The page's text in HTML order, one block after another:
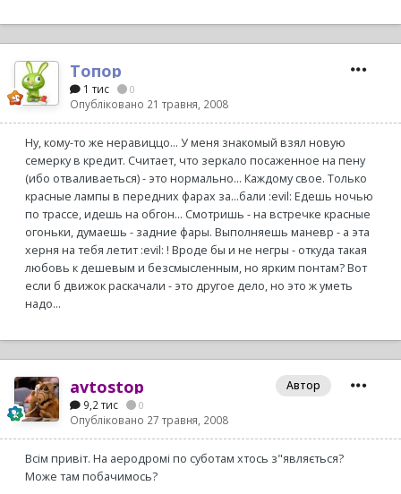
Топор
1 тис 0
Опубліковано 21 травня, 2008
Ну, кому-то же неравиццо... У меня знакомый взял новую
семерку в кредит. Считает, что зеркало посаженное на пену
(ибо отваливаеться) - это нормально... Каждому свое. Только
красные лампы в передних фарах за...бали :evil: Едешь ночью
по трассе, идешь на обгон... Смотришь - на встречке красные
огоньки, думаешь - задние фары. Выполняешь маневр - а эта
херня на тебя летит :evil: ! Вроде бы и не негры - откуда такая
любовь к дешевым и безсмысленным, но ярким понтам? Вот
если б движок раскачали - это другое дело, но это ж уметь
надо...
avtostop
9,2 тис 0
Опубліковано 27 травня, 2008
Автор
Всім привіт. На аеродромі по суботам хтось з"являється?
Може там побачимось?